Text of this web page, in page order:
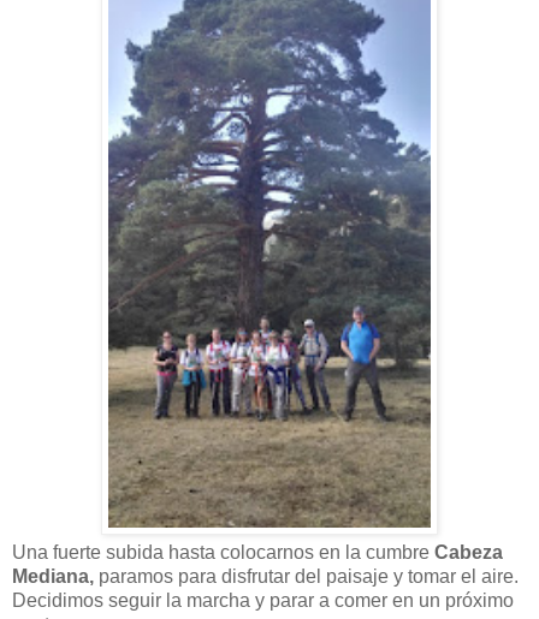
Una fuerte subida hasta colocarnos en la cumbre Cabeza
Mediana, paramos para disfrutar del paisaje y tomar el aire.
Decidimos seguir la marcha y parar a comer en un próximo